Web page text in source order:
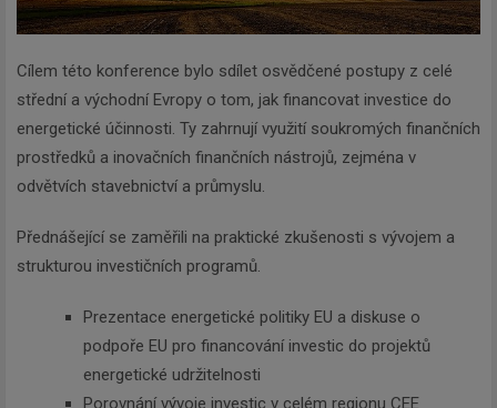
Cílem této konference bylo sdílet osvědčené postupy z celé
střední a východní Evropy o tom, jak financovat investice do
energetické účinnosti. Ty zahrnují využití soukromých finančních
prostředků a inovačních finančních nástrojů, zejména v
odvětvích stavebnictví a průmyslu.
Přednášející se zaměřili na praktické zkušenosti s vývojem a
strukturou investičních programů.
Prezentace energetické politiky EU a diskuse o
podpoře EU pro financování investic do projektů
energetické udržitelnosti
Porovnání vývoje investic v celém regionu CEE